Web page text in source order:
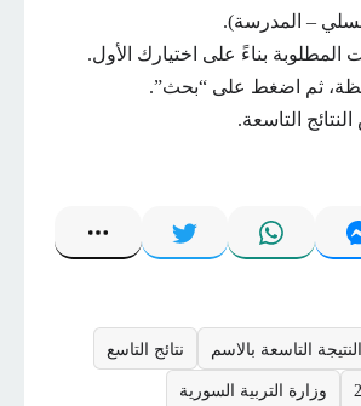
– المدرسة).
المطلوبة بناءً على اختيارك الأول.
ثم اضغط على “بحث”.
التاسعة.
النتيجة التاسعة بالاسم نتائج التاسع
وزارة التربية السورية